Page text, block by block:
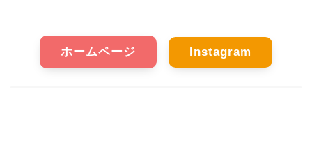
ホームページ Instagram